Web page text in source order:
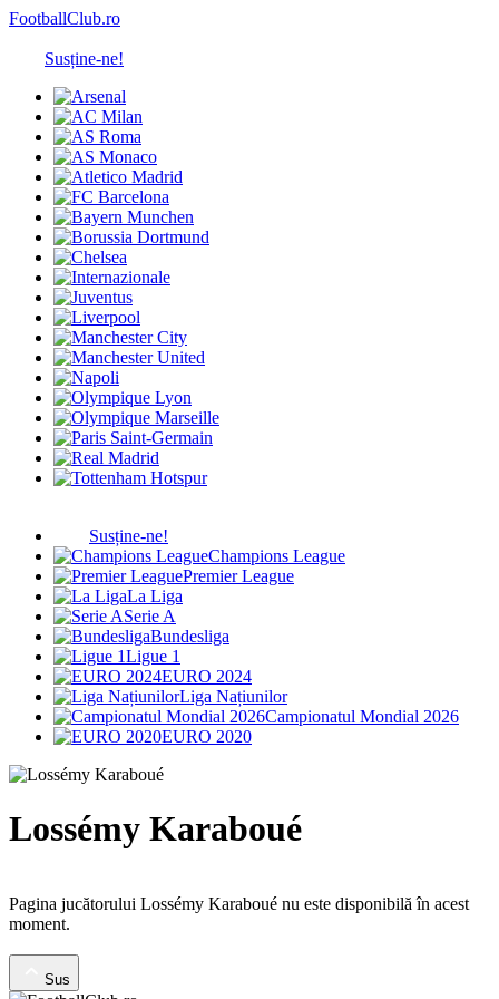
FootballClub.ro
Susține-ne!
Susține-ne!
Champions League
Premier League
La Liga
Serie A
Bundesliga
Ligue 1
EURO 2024
Liga Națiunilor
Campionatul Mondial 2026
EURO 2020
Lossémy Karaboué
Pagina jucătorului Lossémy Karaboué nu este disponibilă în acest
moment.
Sus